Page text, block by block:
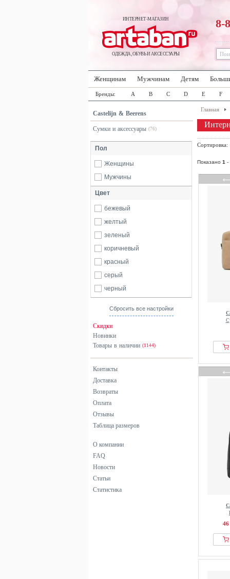
ИНТЕРНЕТ-МАГАЗИН
ОДЕЖДА, ОБУВЬ И АКСЕССУАРЫ
8-
Женщинам Мужчинам Детям
Бренды: A B C D E F
Castelijn & Beerens
Сумки и аксессуары (76)
Пол
Женщины
Мужчины
Цвет
бежевый
желтый
зеленый
коричневый
красный
серый
черный
Сбросить все настройки
Скидки
Новинки
Товары в наличии (1144)
Контакты
Доставка
Возвраты
Оплата
Отзывы
Таблица размеров
О компании
FAQ
Новости
Статьи
Статистика
Главная
Показано 1 -
46